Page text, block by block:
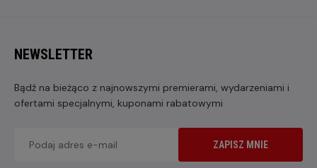
NEWSLETTER
Bądź na bieżąco z najnowszymi premierami, wydarzeniami i
ofertami specjalnymi, kuponami rabatowymi
ZAPISZ MNIE